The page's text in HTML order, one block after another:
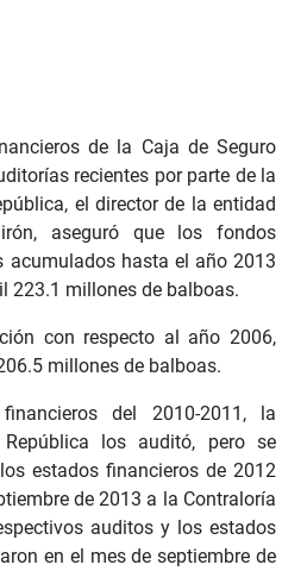
de la Caja de Seguro
recientes por parte de la
el director de la entidad
aseguró que los fondos
acumulados hasta el año 2013
223.1 millones de balboas.
con respecto al año 2006,
millones de balboas.
del 2010-2011, la
los auditó, pero se
estados financieros de 2012
de 2013 a la Contraloría
auditos y los estados
en el mes de septiembre de